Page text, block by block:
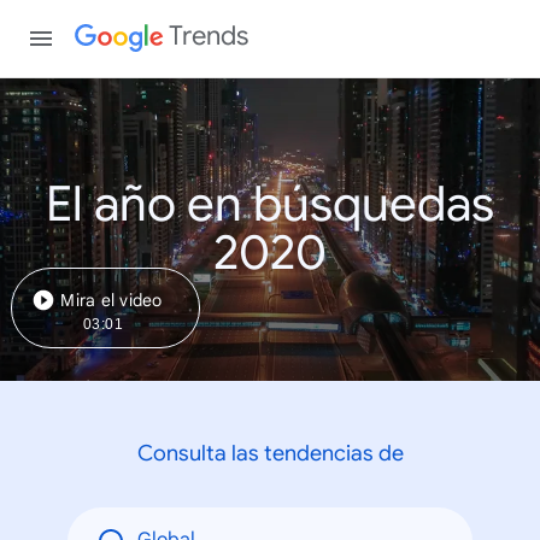
Trends
El año en búsquedas
2020
Mira el video
03:01
Consulta las tendencias de